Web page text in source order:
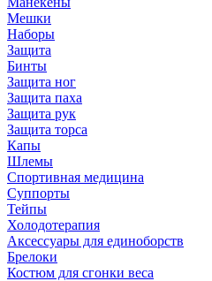
Мешки
Наборы
Защита
Бинты
Защита ног
Защита паха
Защита рук
Защита торса
Капы
Шлемы
Спортивная медицина
Суппорты
Тейпы
Холодотерапия
Аксессуары для единоборств
Брелоки
Костюм для сгонки веса